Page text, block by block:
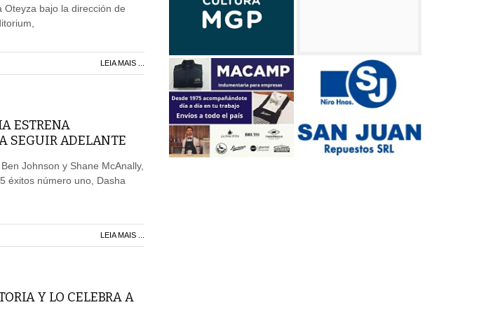
Oteyza bajo la dirección de
LEIA MAIS ...
ESTRENA
SEGUIR ADELANTE
Johnson y Shane McAnally,
éxitos número uno, Dasha
LEIA MAIS ...
Y LO CELEBRA A